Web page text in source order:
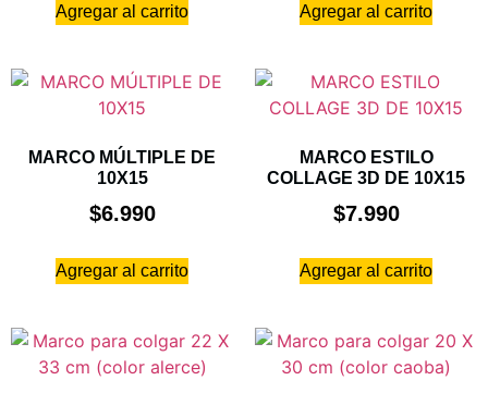
Agregar al carrito Agregar al carrito
MARCO MÚLTIPLE DE
10X15
$6.990
Agregar al carrito
MARCO ESTILO
COLLAGE 3D DE 10X15
$7.990
Agregar al carrito